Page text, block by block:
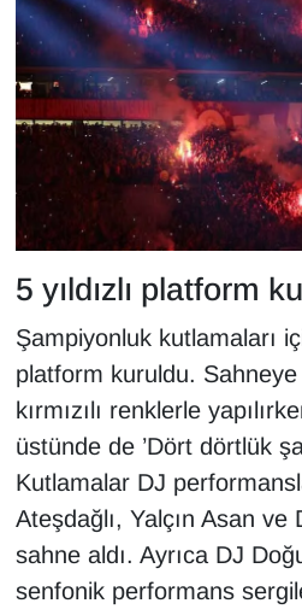
5 yıldızlı platform
Şampiyonluk kutlamaları
platform kuruldu. Sahneye
kırmızılı renklerle
üstünde de ’Dört dörtlük
Kutlamalar DJ
Ateşdağlı, Yalçın Asan
sahne aldı. Ayrıca DJ
senfonik performans
ONE EKONOMİ
POLİTİKA
Resmi İlanlar
RÖPORTAJ
SAĞLIK
Seri İlan
Sinema - TV
SİYASET
SPOR
TEBRİK